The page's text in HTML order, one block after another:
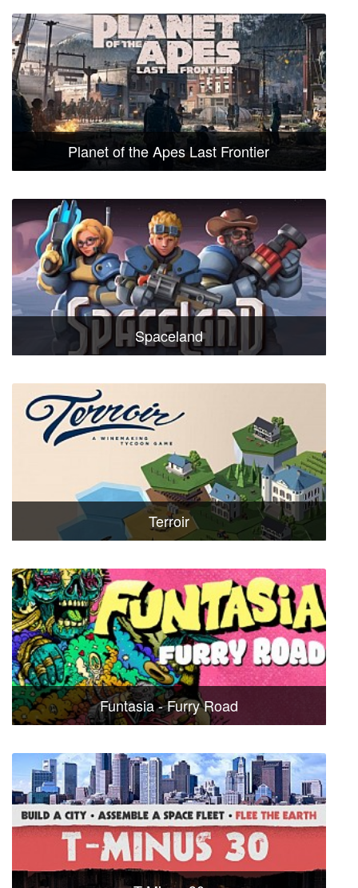
Planet of the Apes Last Frontier
Spaceland
Terroir
Funtasia - Furry Road